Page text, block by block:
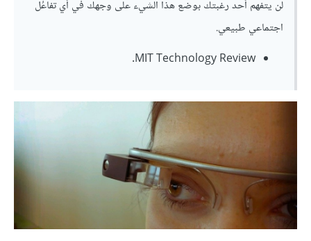
لن يتفهم أحد رغبتك بوضع هذا الشيء على وجهك في أي تفاعُل
اجتماعي طبيعي.
MIT Technology Review.